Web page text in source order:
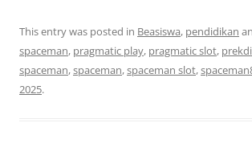
This entry was posted in Beasiswa, pendidikan
spaceman, pragmatic play, pragmatic slot,
spaceman,spaceman,spaceman slot,
2025.